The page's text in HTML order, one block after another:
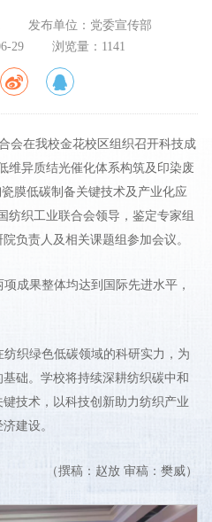
发布单位：党委宣传部
29
浏览量： 1141
会在我校金花校区组织召开科技成
维异质结光催化体系构筑及印染废
膜低碳制备关键技术及产业化应
纺织工业联合会领导，鉴定专家组
负责人及相关课题组参加会议。
成果整体均达到国际先进水平，
织绿色低碳领域的科研实力，为
础。学校将持续深耕纺织碳中和
技术，以科技创新助力纺织产业
建设。
（撰稿：赵放 审稿：樊威）